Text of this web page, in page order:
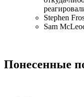
Stephen
Sam
Понесенные